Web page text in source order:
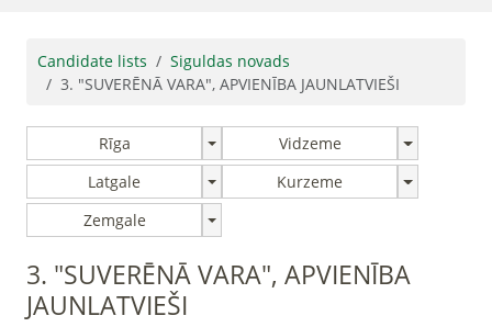
Candidate lists
Siguldas novads
3. "SUVERĒNĀ VARA", APVIENĪBA JAUNLATVIEŠI
Rīga
Vidzeme
Latgale
Kurzeme
Zemgale
3. "SUVERĒNĀ VARA", APVIENĪBA
JAUNLATVIEŠI